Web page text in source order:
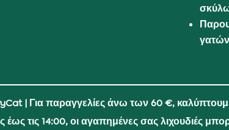
γατών
| Για παραγγελίες άνω των 60 €,
τις 14:00, οι αγαπημένες σας λιχουδιές